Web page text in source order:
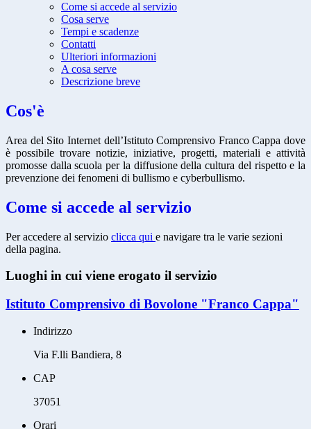
Come si accede al servizio
Cosa serve
Tempi e scadenze
Contatti
Ulteriori informazioni
A cosa serve
Descrizione breve
Cos'è
Area del Sito Internet dell’Istituto Comprensivo Franco Cappa dove
è possibile trovare notizie, iniziative, progetti, materiali e attività
promosse dalla scuola per la diffusione della cultura del rispetto e la
prevenzione dei fenomeni di bullismo e cyberbullismo.
Come si accede al servizio
Per accedere al servizio clicca qui e navigare tra le varie sezioni
della pagina.
Luoghi in cui viene erogato il servizio
Istituto Comprensivo di Bovolone "Franco Cappa"
Indirizzo
Via F.lli Bandiera, 8
CAP
37051
Orari